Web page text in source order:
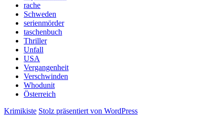
rache
Schweden
serienmörder
taschenbuch
Thriller
Unfall
USA
Vergangenheit
Verschwinden
Whodunit
Österreich
Krimikiste Stolz präsentiert von WordPress